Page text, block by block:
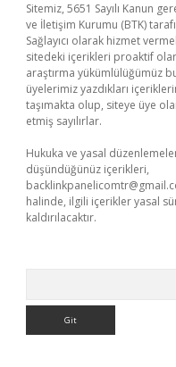
Sitemiz, 5651 Sayılı Kanun
ve İletişim Kurumu (BTK)
Sağlayıcı olarak hizmet
sitedeki içerikleri proaktif
araştırma yükümlülüğümüz
üyelerimiz yazdıkları
taşımakta olup, siteye üye
etmiş sayılırlar.
Hukuka ve yasal
düşündüğünüz içerikleri,
halinde, ilgili içerikler yasal
kaldırılacaktır.